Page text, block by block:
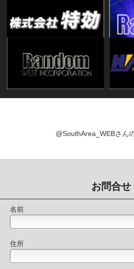
@SouthArea_WEBさん
お問合せ
名前
住所